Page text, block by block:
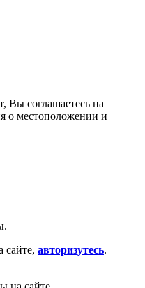
Вы соглашаетесь на
о местоположении и
сайте, авторизутесь.